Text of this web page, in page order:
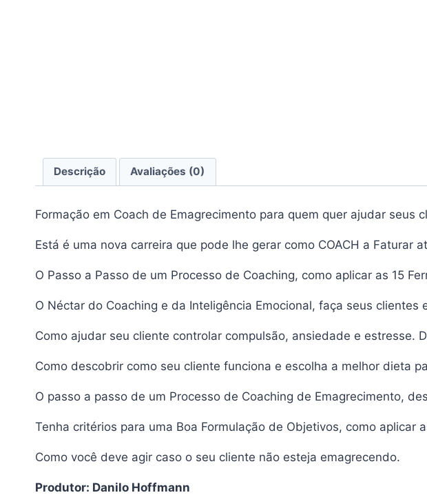
Descrição Avaliações (0)
Formação em Coach de Emagrecimento para quem quer ajudar seus
Está é uma nova carreira que pode lhe gerar como COACH a Faturar
O Passo a Passo de um Processo de Coaching, como aplicar as 15
O Néctar do Coaching e da Inteligência Emocional, faça seus
Como ajudar seu cliente controlar compulsão, ansiedade e
Como descobrir como seu cliente funciona e escolha a melhor dieta
O passo a passo de um Processo de Coaching de Emagrecimento,
Tenha critérios para uma Boa Formulação de Objetivos, como aplicar
Como você deve agir caso o seu cliente não esteja emagrecendo.
Produtor: Danilo Hoffmann